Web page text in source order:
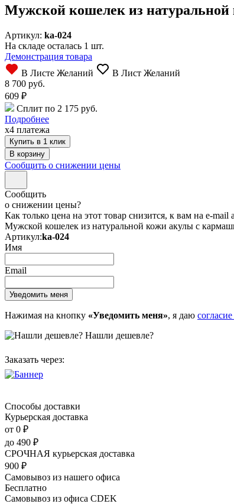
Мужской кошелек из
Артикул: ka-024
На складе осталась 1 шт.
Демонстрация товара
В Листе Желаний
В Лист Желаний
8 700 руб.
609 ₽
Сплит по 2 175 руб.
Подробнее
x4 платежа
Купить в 1 клик
Сообщить о снижении цены
Сообщить
о снижении цены?
Как только цена на этот товар снизится, к вам на e-
Мужской кошелек из натуральной кожи акулы с
Артикул:ka-024
Имя
Email
Нажимая на кнопку «Уведомить меня», я даю
Нашли дешевле?
Заказать через:
Способы доставки
Курьерская доставка
от 0 ₽
до 490 ₽
СРОЧНАЯ курьерская доставка
900 ₽
Самовывоз из нашего офиса
Бесплатно
Самовывоз из офиса CDEK